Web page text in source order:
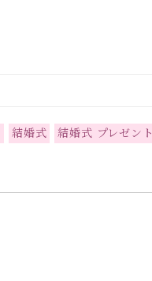
結婚式 結婚式 プレゼント